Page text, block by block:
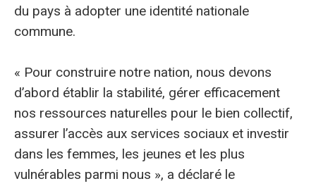
du pays à adopter une identité nationale
commune.
« Pour construire notre nation, nous devons
d’abord établir la stabilité, gérer efficacement
nos ressources naturelles pour le bien collectif,
assurer l’accès aux services sociaux et investir
dans les femmes, les jeunes et les plus
vulnérables parmi nous », a déclaré le